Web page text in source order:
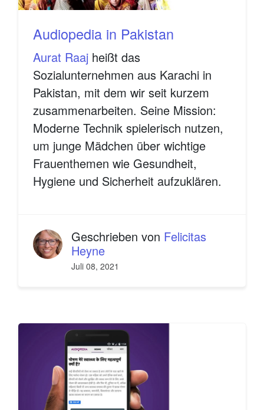
Audiopedia in Pakistan
Aurat Raaj heißt das
Sozialunternehmen aus Karachi in
Pakistan, mit dem wir seit kurzem
zusammenarbeiten. Seine Mission:
Moderne Technik spielerisch nutzen,
um junge Mädchen über wichtige
Frauenthemen wie Gesundheit,
Hygiene und Sicherheit aufzuklären.
Geschrieben von Felicitas
Heyne
Juli 08, 2021